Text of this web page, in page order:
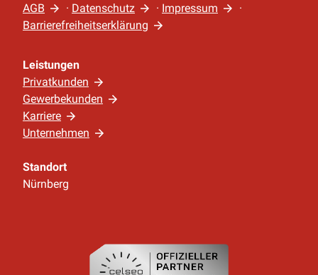
AGB
· Datenschutz · Impressum
·
Barrierefreiheitserklärung
Leistungen
Privatkunden
Gewerbekunden
Karriere
Unternehmen
Standort
Nürnberg